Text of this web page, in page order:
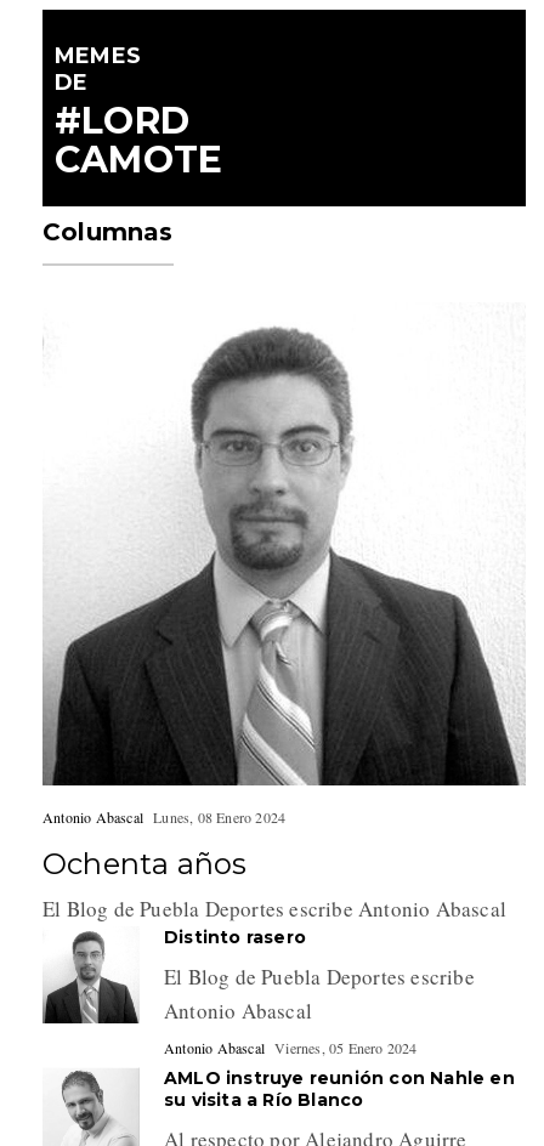
MEMES
DE
#LORD
CAMOTE
Columnas
Antonio Abascal Lunes, 08 Enero 2024
Ochenta años
El Blog de Puebla Deportes escribe Antonio Abascal
Distinto rasero
El Blog de Puebla Deportes escribe
Antonio Abascal
Antonio Abascal Viernes, 05 Enero 2024
AMLO instruye reunión con Nahle en
su visita a Río Blanco
Al respecto por Alejandro Aguirre